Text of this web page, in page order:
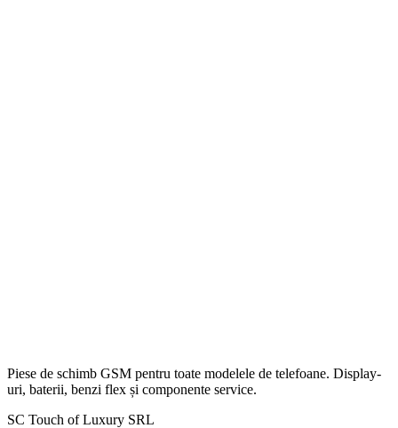
Piese de schimb GSM pentru toate modelele de telefoane. Display-
uri, baterii, benzi flex și componente service.
SC Touch of Luxury SRL